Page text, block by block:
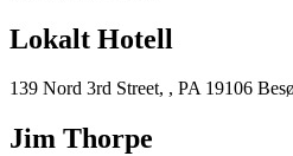
Lokalt Hotell
139 Nord 3rd Street, , PA 19106
Jim Thorpe